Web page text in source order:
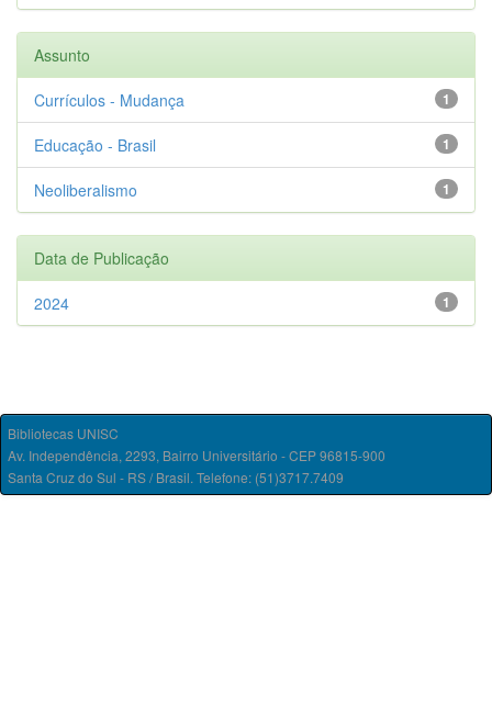
Assunto
1
Currículos - Mudança
1
Educação - Brasil
1
Neoliberalismo
Data de Publicação
1
2024
Bibliotecas UNISC
Av. Independência, 2293, Bairro Universitário - CEP 96815-900
Santa Cruz do Sul - RS / Brasil. Telefone: (51)3717.7409